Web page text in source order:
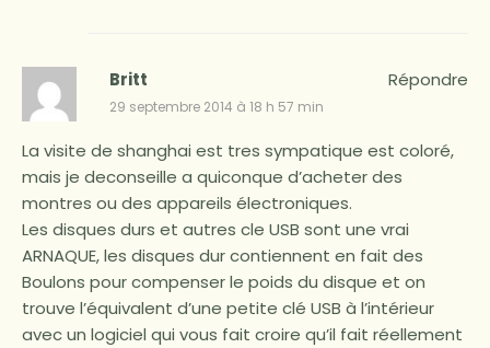
Britt
29 septembre 2014 à 18 h 57 min
La visite de shanghai est tres sympatique est coloré,
mais je deconseille a quiconque d’acheter des
montres ou des appareils électroniques.
Les disques durs et autres cle USB sont une vrai
ARNAQUE, les disques dur contiennent en fait des
Boulons pour compenser le poids du disque et on
trouve l’équivalent d’une petite clé USB à l’intérieur
avec un logiciel qui vous fait croire qu’il fait réellement
Répondre